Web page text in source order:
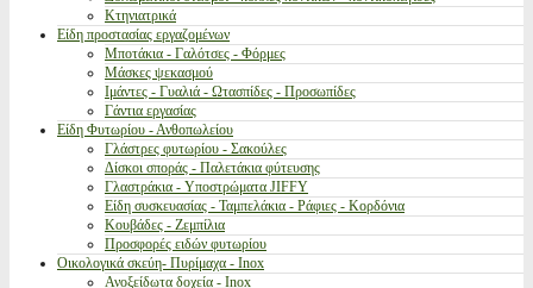
Κτηνιατρικά
Είδη προστασίας εργαζομένων
Μποτάκια - Γαλότσες - Φόρμες
Μάσκες ψεκασμού
Ιμάντες - Γυαλιά - Ωτασπίδες - Προσωπίδες
Γάντια εργασίας
Είδη Φυτωρίου - Ανθοπωλείου
Γλάστρες φυτωρίου - Σακούλες
Δίσκοι σποράς - Παλετάκια φύτευσης
Γλαστράκια - Υποστρώματα JIFFY
Είδη συσκευασίας - Ταμπελάκια - Ράφιες - Κορδόνια
Κουβάδες - Ζεμπίλια
Προσφορές ειδών φυτωρίου
Οικολογικά σκεύη- Πυρίμαχα - Inox
Ανοξείδωτα δοχεία - Inox